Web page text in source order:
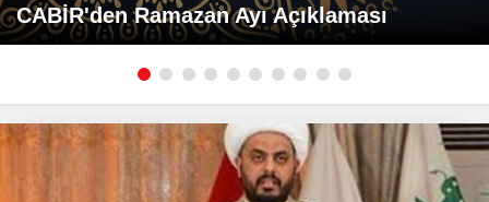
CABİR'den Ramazan Ayı Açıklaması